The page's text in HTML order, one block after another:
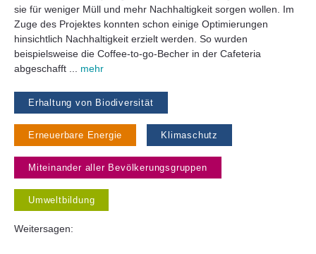
sie für weniger Müll und mehr Nachhaltigkeit sorgen wollen. Im
Zuge des Projektes konnten schon einige Optimierungen
hinsichtlich Nachhaltigkeit erzielt werden. So wurden
beispielsweise die Coffee-to-go-Becher in der Cafeteria
abgeschafft ... mehr
Erhaltung von Biodiversität
Erneuerbare Energie Klimaschutz
Miteinander aller Bevölkerungsgruppen
Umweltbildung
Weitersagen: